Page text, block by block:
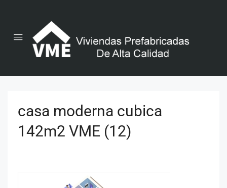
casa moderna cubica
142m2 VME (12)